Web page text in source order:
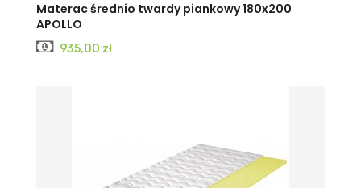
Materac średnio twardy piankowy 180x200
APOLLO
Cena
935,00 zł